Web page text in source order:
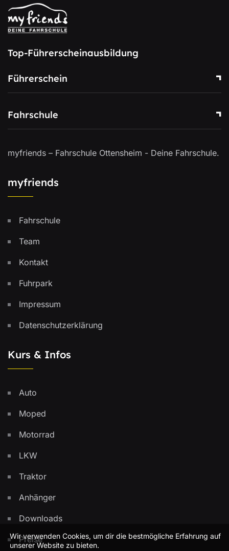
Top-Führerscheinausbildung
Führerschein
Fahrschule
myfriends – Fahrschule Ottensheim - Deine Fahrschule.
myfriends
Fahrschule
Team
Kontakt
Fuhrpark
Impressum
Datenschutzerklärung
Kurs & Infos
Auto
Moped
Motorrad
LKW
Traktor
Anhänger
Downloads
Preise
Wir verwenden Cookies, um dir die bestmögliche Erfahrung auf
unserer Website zu bieten.